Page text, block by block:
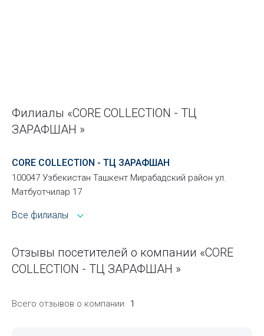
Филиалы «CORE COLLECTION - ТЦ
ЗАРАФШАН »
CORE COLLECTION - ТЦ ЗАРАФШАН
100047 Узбекистан Ташкент Мирабадский район ул.
Матбуотчилар 17
Все филиалы
Отзывы посетителей о компании «CORE
COLLECTION - ТЦ ЗАРАФШАН »
Всего отзывов о компании 1